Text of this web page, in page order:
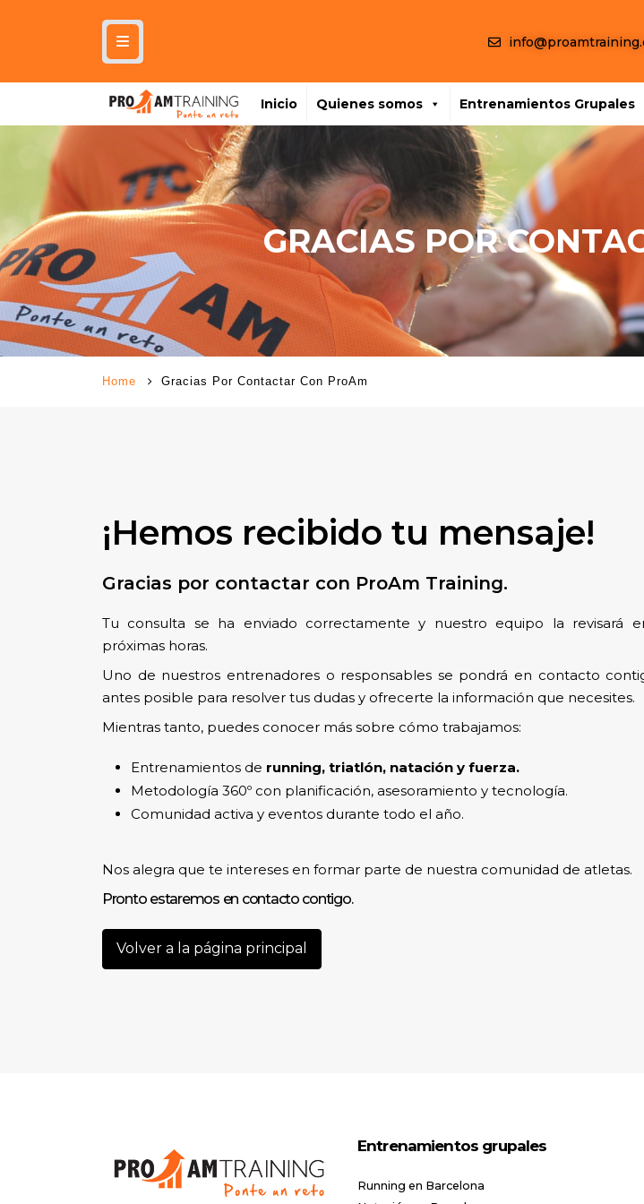
Inicio Quienes somos Entrenamientos Grupales
GRACIAS POR
Home Gracias Por Contactar Con ProAm
¡Hemos recibido tu mensaje!
Gracias por contactar con ProAm Training.
Tu consulta se ha enviado correctamente y nuestro equipo la revisará
próximas horas.
Uno de nuestros entrenadores o responsables se pondrá en contacto
antes posible para resolver tus dudas y ofrecerte la información que necesites.
Mientras tanto, puedes conocer más sobre cómo trabajamos:
Entrenamientos de running, triatlón, natación y fuerza.
Metodología 360º con planificación, asesoramiento y tecnología.
Comunidad activa y eventos durante todo el año.
Nos alegra que te intereses en formar parte de nuestra comunidad de atletas.
Pronto estaremos en contacto contigo.
Volver a la página principal
Entrenamientos grupales
Running en Barcelona